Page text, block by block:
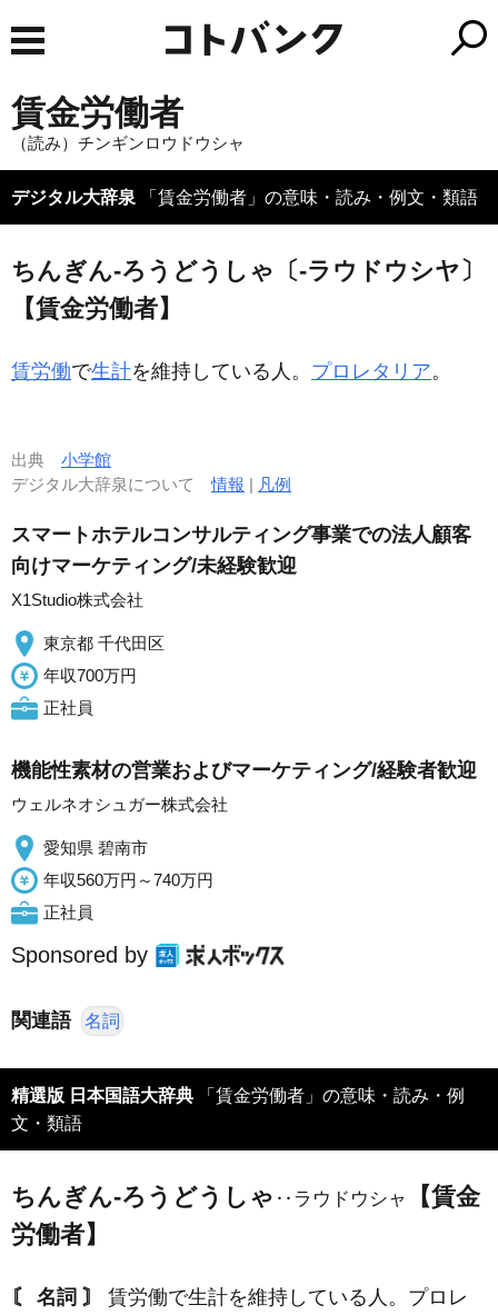
賃金労働者
（読み）チンギンロウドウシャ
デジタル大辞泉 「賃金労働者」の意味・読み・例文・類語
ちんぎん‐ろうどうしゃ〔‐ラウドウシヤ〕
【賃金労働者】
賃労働で生計を維持している人。 プロレタリア。
出典 小学館
デジタル大辞泉について情報 | 凡例
スマートホテルコンサルティング事業での法人顧客
向けマーケティング/未経験歓迎
X1Studio株式会社
東京都 千代田区
年収700万円
正社員
機能性素材の営業およびマーケティング/経験者歓迎
ウェルネオシュガー株式会社
愛知県 碧南市
年収560万円～740万円
正社員
Sponsored by
関連語 名詞
精選版 日本国語大辞典 「賃金労働者」の意味・読み・例
文・類語
ちんぎん‐ろうどうしゃ ‥ラウドウシャ
【賃金
労働者】
〘 名詞 〙
賃労働で生計を維持している人。プロレ